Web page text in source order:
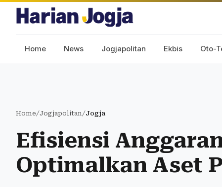
Home News Jogjapolitan Ekbis Oto-
Home/Jogjapolitan/Jogja
Efisiensi
Optimalkan Aset